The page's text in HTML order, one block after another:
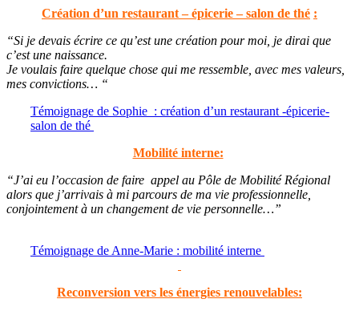
Création d’un restaurant – épicerie – salon de thé :
“Si je devais écrire ce qu’est une création pour moi, je dirai que
c’est une naissance.
Je voulais faire quelque chose qui me ressemble, avec mes valeurs,
mes convictions… “
Témoignage de Sophie : création d’un restaurant -épicerie-
salon de thé
Mobilité interne:
“J’ai eu l’occasion de faire appel au Pôle de Mobilité Régional
alors que j’arrivais à mi parcours de ma vie professionnelle,
conjointement à un changement de vie personnelle…”
Témoignage de Anne-Marie : mobilité interne
Reconversion vers les énergies renouvelables: